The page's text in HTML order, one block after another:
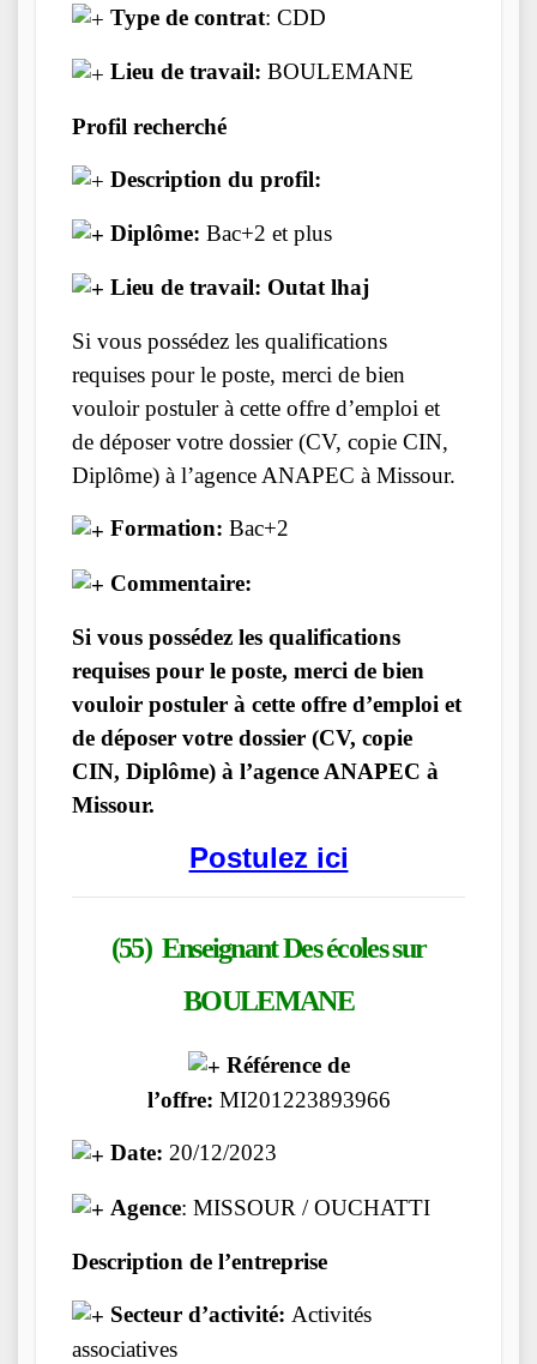
Type de contrat: CDD
Lieu de travail: BOULEMANE
Profil recherché
Description du profil:
Diplôme: Bac+2 et plus
Lieu de travail: Outat lhaj
Si vous possédez les qualifications
requises pour le poste, merci de bien
vouloir postuler à cette offre d’emploi et
de déposer votre dossier (CV, copie CIN,
Diplôme) à l’agence ANAPEC à Missour.
Formation: Bac+2
Commentaire:
Si vous possédez les qualifications
requises pour le poste, merci de bien
vouloir postuler à cette offre d’emploi et
de déposer votre dossier (CV, copie
CIN, Diplôme) à l’agence ANAPEC à
Missour.
Postulez ici
(55) Enseignant Des écolessur
BOULEMANE
Référence de
l’offre: MI201223893966
Date: 20/12/2023
Agence: MISSOUR / OUCHATTI
Description de l’entreprise
Secteur d’activité: Activités
associatives